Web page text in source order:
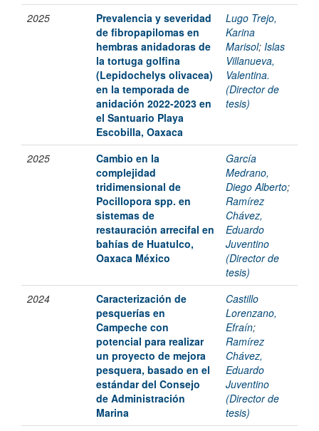
2025
Prevalencia y severidad
de fibropapilomas en
hembras anidadoras de
la tortuga golfina
(Lepidochelys olivacea)
en la temporada de
anidación 2022-2023 en
el Santuario Playa
Escobilla, Oaxaca
Lugo Trejo,
Karina
Marisol; Islas
Villanueva,
Valentina.
(Director de
tesis)
2025
Cambio en la
complejidad
tridimensional de
Pocillopora spp. en
sistemas de
restauración arrecifal en
bahías de Huatulco,
Oaxaca México
García
Medrano,
Diego Alberto;
Ramírez
Chávez,
Eduardo
Juventino
(Director de
tesis)
2024
Caracterización de
pesquerías en
Campeche con
potencial para realizar
un proyecto de mejora
pesquera, basado en el
estándar del Consejo
de Administración
Marina
Castillo
Lorenzano,
Efraín;
Ramírez
Chávez,
Eduardo
Juventino
(Director de
tesis)